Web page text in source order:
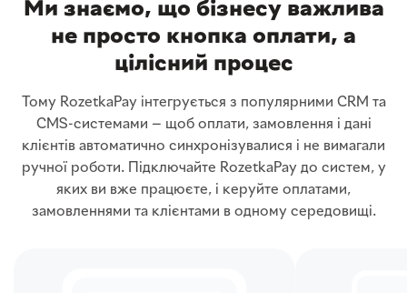
Ми знаємо, що бізнесу важлива
не просто кнопка оплати, а
цілісний процес
Тому RozetkaPay інтегрується з популярними CRM та
CMS-системами — щоб оплати, замовлення і дані
клієнтів автоматично синхронізувалися і не вимагали
ручної роботи. Підключайте RozetkaPay до систем, у
яких ви вже працюєте, і керуйте оплатами,
замовленнями та клієнтами в одному середовищі.